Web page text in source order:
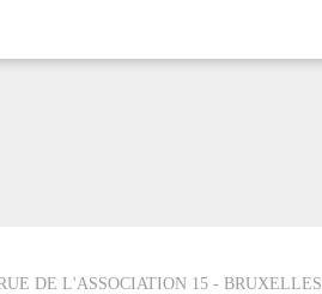
DE L'ASSOCIATION 15 - BRUXELLES